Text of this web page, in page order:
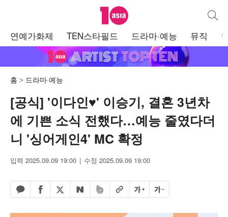
텐아시아 통합
연예가화제 TEN스타필드 드라마·예능 뮤직
홈 드라마·예능
[공식] '이다인♥' 이승기, 결혼 3년차
에 기쁜 소식 전했다…예능 줄였다더
니 '싱어게인4' MC 확정
입력 2025.09.09 19:00 수정 2025.09.09 19:00
카카오톡 공유하기
페이스북 공유하기
엑스 공유하기
네이버 공유하기
밴드 공유하기
URL복사글자 크게글자 작게